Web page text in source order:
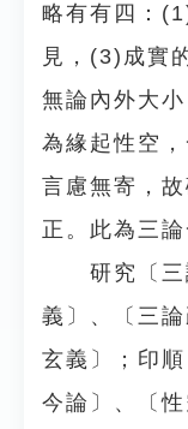
略有有四：
見，(3)成實
無論內外大
為緣起性空
言慮無寄，
正。此為三
研究〔三
義〕、〔三
玄義〕；印
今論〕、〔